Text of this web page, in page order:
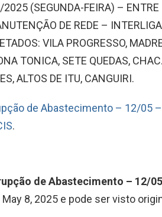
2025 (SEGUNDA-FEIRA) –
DE REDE –
VILA PROGRESSO,
TONICA, SETE QUEDAS,
ALTOS DE ITU, CANGUIRI.
de Abastecimento – 12/05
.
de Abastecimento – 12/
8, 2025 e pode ser visto